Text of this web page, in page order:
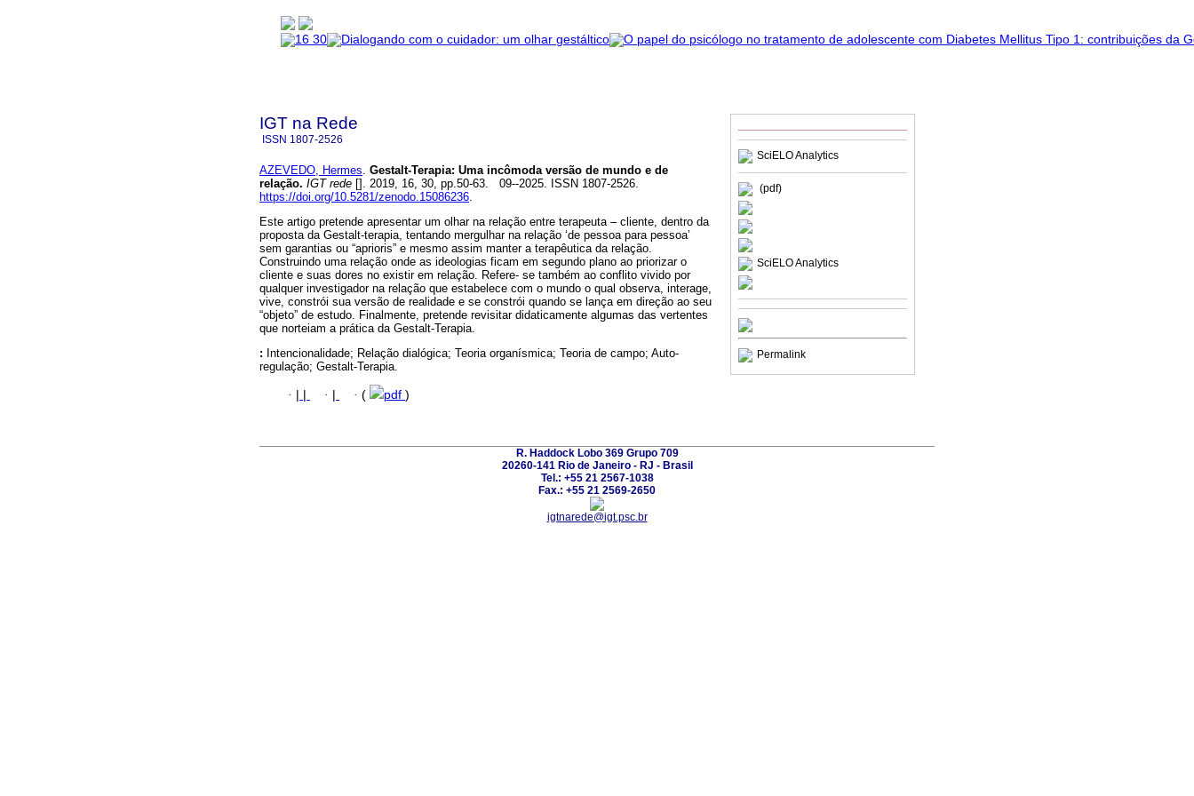
SciELO Analytics
(pdf)
SciELO Analytics
Permalink
IGT na Rede
ISSN 1807-2526
AZEVEDO, Hermes Gestalt-Terapia: Uma incômoda versão de mundo e de
relação. IGT rede []. 2019, 16, 30, pp.50-63. 09--2025. ISSN 1807-2526.
https://doi.org/10.5281/zenodo.15086236
Este artigo pretende apresentar um olhar na relação entre terapeuta – cliente, dentro da
proposta da Gestalt-terapia, tentando mergulhar na relação ‘de pessoa para pessoa’
sem garantias ou “aprioris” e mesmo assim manter a terapêutica da relação.
Construindo uma relação onde as ideologias ficam em segundo plano ao priorizar o
cliente e suas dores no existir em relação. Refere- se também ao conflito vivido por
qualquer investigador na relação que estabelece com o mundo o qual observa, interage,
vive, constrói sua versão de realidade e se constrói quando se lança em direção ao seu
“objeto” de estudo. Finalmente, pretende revisitar didaticamente algumas das vertentes
que norteiam a prática da Gestalt-Terapia.
: Intencionalidade; Relação dialógica; Teoria organísmica; Teoria de campo; Auto-
regulação; Gestalt-Terapia.
· · · ( pdf )
R. Haddock Lobo 369 Grupo 709
20260-141 Rio de Janeiro - RJ - Brasil
Tel.: +55 21 2567-1038
Fax.: +55 21 2569-2650
igtnarede@igt.psc.br